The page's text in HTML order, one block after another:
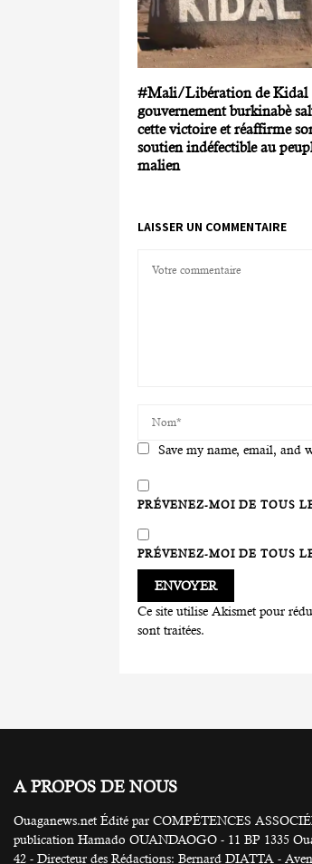
#Mali/Libération de Kidal
gouvernement burkinabè
cette victoire et réaffirme
soutien indéfectible au
malien
LAISSER UN COMMENTAIRE
Save my name, email, and
PRÉVENEZ-MOI DE TOUS
PRÉVENEZ-MOI DE TOUS
Ce site utilise Akismet pour
sont traitées.
A PROPOS DE NOUS
Ouaganews.net Édité par COMPÉTENCES
publication Hamado OUANDAOGO - 11 BP 1335
42 - Directeur des Rédactions: Bernard DIATTA -